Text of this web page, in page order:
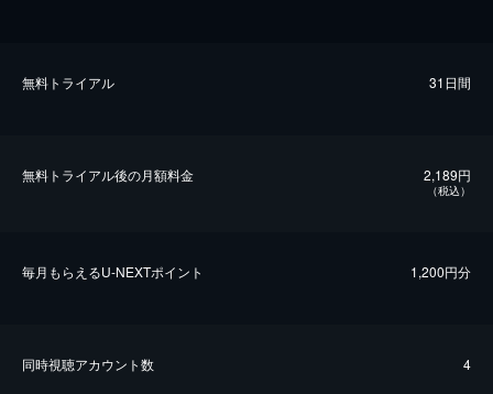
無料トライアル 31日間
無料トライアル後の⽉額料金 2,189円
（税込）
毎⽉もらえるU-NEXTポイント 1,200円分
同時視聴アカウント数 4